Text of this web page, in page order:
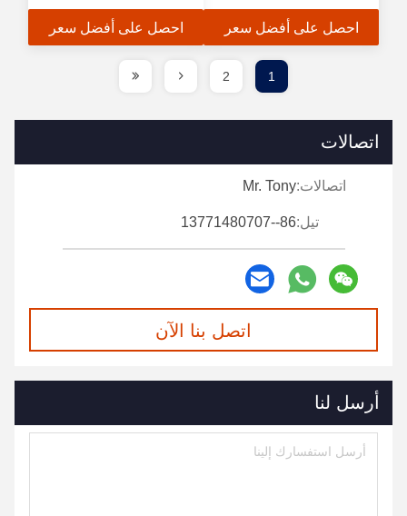
احصل على أفضل سعر احصل على أفضل سعر
1
2
اتصالات
اتصالات:Mr. Tony
تيل:86--13771480707
اتصل بنا الآن
أرسل لنا